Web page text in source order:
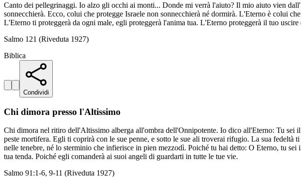
Canto dei pellegrinaggi. Io alzo gli occhi ai monti... Donde mi verrà l'aiuto? Il mio aiuto vien
sonnecchierà. Ecco, colui che protegge Israele non sonnecchierà né dormirà. L'Eterno è colui
L'Eterno ti proteggerà da ogni male, egli proteggerà l'anima tua. L'Eterno proteggerà il tuo uscire
Salmo 121 (Riveduta 1927)
Biblica
Condividi
Chi dimora presso l'Altissimo
Chi dimora nel ritiro dell'Altissimo alberga all'ombra dell'Onnipotente. Io dico all'Eterno: Tu
peste mortifera. Egli ti coprirà con le sue penne, e sotto le sue ali troverai rifugio. La sua fedeltà
nelle tenebre, né lo sterminio che infierisce in pien mezzodì. Poiché tu hai detto: O Eterno, tu
tua tenda. Poiché egli comanderà ai suoi angeli di guardarti in tutte le tue vie.
Salmo 91:1-6, 9-11 (Riveduta 1927)